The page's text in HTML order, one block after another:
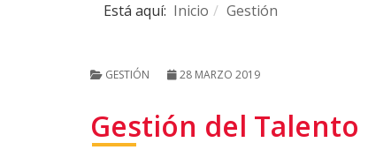
Está aquí: Inicio Gestión
GESTIÓN 28 MARZO 2019
Gestión del